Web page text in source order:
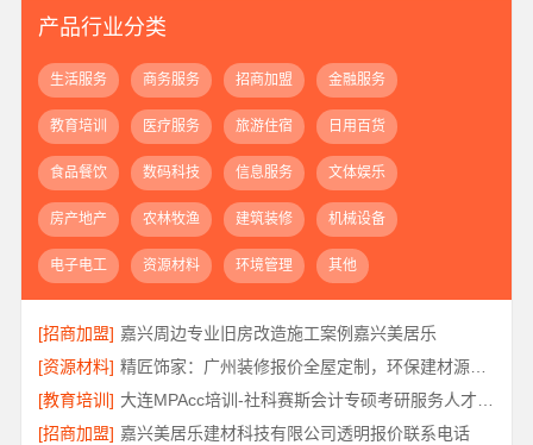
产品行业分类
生活服务 商务服务 招商加盟 金融服务
教育培训 医疗服务 旅游住宿 日用百货
食品餐饮 数码科技 信息服务 文体娱乐
房产地产 农林牧渔 建筑装修 机械设备
电子电工 资源材料 环境管理 其他
[招商加盟] 嘉兴周边专业旧房改造施工案例嘉兴美居乐
[资源材料]
精匠饰家：广州装修报价全屋定制，环保建材源头管控
[教育培训]
[招商加盟] 嘉兴美居乐建材科技有限公司透明报价联系电话